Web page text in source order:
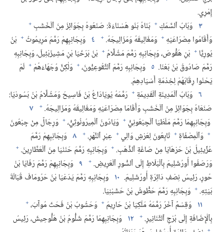
إِمْرِي.‏
٣ وَبَابُ ٱلسَّمَكِ + بَنَاهُ بَنُو هَسْنَاءَةَ:‏ صَنَعُوهُ بِجَوَائِزَ مِنَ ٱلْخَشَبِ +
وَأَقَامُوا مِصْرَاعَيْهِ + وَمَغَالِيقَهُ وَمَزَالِيجَهُ.‏ + ٤ وَبِجَانِبِهِمْ رَمَّمَ مَرِيمُوثُ + بْنُ
يُورِيَّا + بْنِ هَقُّوصَ،‏ وَبِجَانِبِهِ رَمَّمَ مَشُلَّامُ + بْنُ بَرَخْيَا بْنِ مَشِيزَبْئِيلَ،‏ وَبِجَانِبِهِ
رَمَّمَ صَادُوقُ بْنُ بَعْنَا.‏ ٥ وَبِجَانِبِهِ رَمَّمَ ٱلتَّقُوعِيُّونَ،‏ + وَلٰكِنَّ وُجَهَاءَهُمْ + لَمْ
يَحْنُوا رِقَابَهُمْ لِخِدْمَةِ أَسْيَادِهِمْ.‏
٦ وَبَابُ ٱلْمَدِينَةِ ٱلْقَدِيمَةِ + رَمَّمَهُ يُويَادَاعُ بْنُ فَاسِيحَ وَمَشُلَّامُ بْنُ بَسُودْيَا:‏
صَنَعَاهُ بِجَوَائِزَ مِنَ ٱلْخَشَبِ وَأَقَامَا مِصْرَاعَيْهِ وَمَغَالِيقَهُ وَمَزَالِيجَهُ.‏ +
٧
وَبِجَانِبِهِمَا رَمَّمَ مَلَطْيَا ٱلْجِبْعُونِيُّ + وَيَادُونُ ٱلْمِيرُونُوثِيُّ،‏ + وَرِجَالٌ مِنْ جِبْعُونَ
+ وَٱلْمِصْفَاةِ + تَابِعُونَ لِعَرْشِ وَالِي + عِبْرِ ٱلنَّهْرِ.‏ + ٨ وَبِجَانِبِهِمْ رَمَّمَ
عُزِّيئِيلُ بْنُ حَرْهَايَا مِنْ صَاغَةِ ٱلذَّهَبِ.‏ + وَبِجَانِبِهِ رَمَّمَ حَنَنْيَا مِنَ ٱلْعَطَّارِينَ.‏ +
وَرَصَفُوا أُورُشَلِيمَ بِٱلْبَلَاطِ إِلَى ٱلسُّورِ ٱلْعَرِيضِ.‏ + ٩ وَبِجَانِبِهِمْ رَمَّمَ رَفَايَا بْنُ
حُورٍ،‏ رَئِيسُ نِصْفِ دَائِرَةِ أُورُشَلِيمَ.‏ ١٠ وَبِجَانِبِهِ رَمَّمَ يَدَعْيَا بْنُ حَرُومَافَ قُبَالَةَ
بَيْتِهِ.‏ + وَبِجَانِبِهِ رَمَّمَ حَطُّوشُ بْنُ حَشَبْنِيَا.‏
١١ وَقِسْمٌ آخَرُ رَمَّمَهُ مَلْكِيَا بْنُ حَارِيمَ + وَحَشُوبُ بْنُ فَحَثَ مُوآبَ،‏ +
بِٱلْإِضَافَةِ إِلَى بُرْجِ ٱلتَّنَانِيرِ.‏ + ١٢ وَبِجَانِبِهِمَا رَمَّمَ شَلُّومُ بْنُ هَلُّوحِيشَ،‏ رَئِيسُ